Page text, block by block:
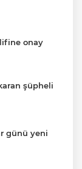
onay
şüpheli
günü yeni